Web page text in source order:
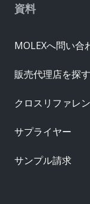
資料
MOLEXへ問い合
販売代理店を探す
クロスリファレ
サプライヤー
サンプル請求